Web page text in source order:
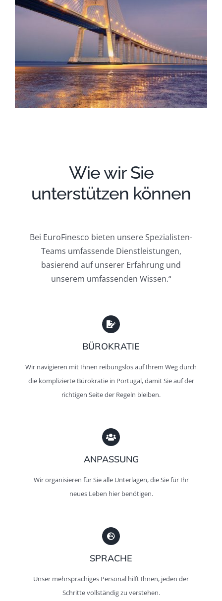
Wie wir Sie
unterstützen können
Bei EuroFinesco bieten unsere Spezialisten-
Teams umfassende Dienstleistungen,
basierend auf unserer Erfahrung und
unserem umfassenden Wissen.“
BÜROKRATIE
Wir navigieren mit Ihnen reibungslos auf Ihrem Weg durch
die komplizierte Bürokratie in Portugal, damit Sie auf der
richtigen Seite der Regeln bleiben.
ANPASSUNG
Wir organisieren für Sie alle Unterlagen, die Sie für Ihr
neues Leben hier benötigen.
SPRACHE
Unser mehrsprachiges Personal hilft Ihnen, jeden der
Schritte vollständig zu verstehen.